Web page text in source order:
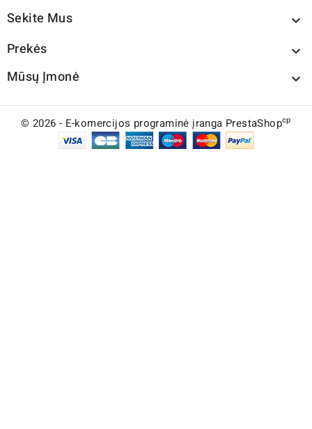
Sekite Mus 
Prekės 
Mūsų Įmonė 
© 2026 - E-komercijos programinė įranga PrestaShopcp